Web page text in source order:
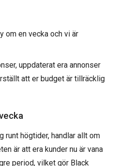
om en vecka och vi är
uppdaterat era annonser
att er budget är tillräcklig
runt högtider, handlar allt om
är att era kunder nu är vana
period, vilket gör Black